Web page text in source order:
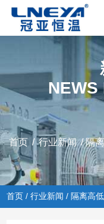
NEWS
首页 /行业新闻/ 隔
首页 /行业新闻 / 隔离高